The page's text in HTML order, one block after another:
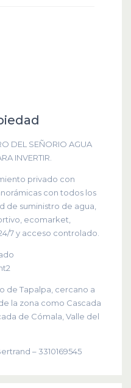
DEL SEÑORIO AGUA
INVERTIR.
privado con
con todos los
de suministro de agua,
ecomarket,
7 y acceso controlado.
de Tapalpa, cercano a
la zona como Cascada
de Cómala, Valle del
– 3310169545